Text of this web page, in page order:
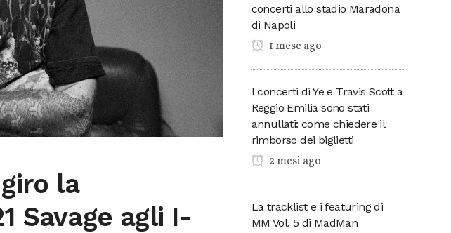
la
Savage agli I-
concerti allo stadio Maradona
di Napoli
1 mese ago
I concerti di Ye e Travis Scott a
Reggio Emilia sono stati
annullati: come chiedere il
rimborso dei biglietti
2 mesi ago
La tracklist e i featuring di
MM Vol. 5 di MadMan